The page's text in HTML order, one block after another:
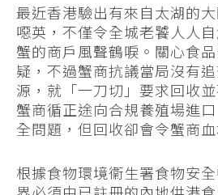
最近香港驗出有來自太湖的
噁英，不僅令全城老饕人人
蟹的商戶風聲鶴唳。關心食
疑，不過蟹商抗議當局沒有
源，就「一刀切」要求回收
蟹商循正途向合規養殖場進
全問題，但回收卻會令蟹商血
根據食物環境衞生署食物安